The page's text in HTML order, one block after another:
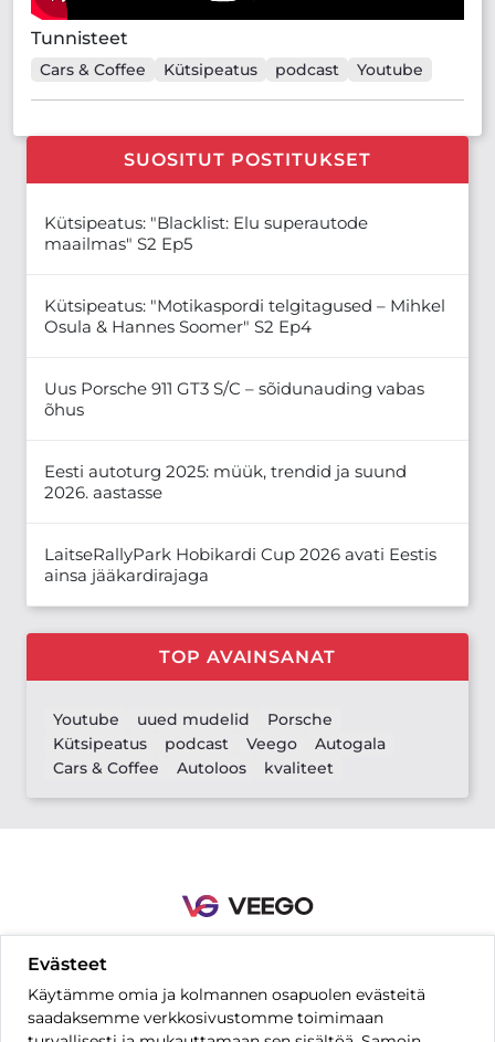
Tunnisteet
Cars & Coffee Kütsipeatus podcast Youtube
SUOSITUT POSTITUKSET
Kütsipeatus: "Blacklist: Elu superautode
maailmas" S2 Ep5
Kütsipeatus: "Motikaspordi telgitagused – Mihkel
Osula & Hannes Soomer" S2 Ep4
Uus Porsche 911 GT3 S/C – sõidunauding vabas
õhus
Eesti autoturg 2025: müük, trendid ja suund
2026. aastasse
LaitseRallyPark Hobikardi Cup 2026 avati Eestis
ainsa jääkardirajaga
TOP AVAINSANAT
Youtube uued mudelid
Porsche
Kütsipeatus
podcast Veego
Autogala
Cars & Coffee
Autoloos kvaliteet
Evästeet
Käytämme omia ja kolmannen osapuolen evästeitä
saadaksemme verkkosivustomme toimimaan
Yhteystiedot
Hinnasto